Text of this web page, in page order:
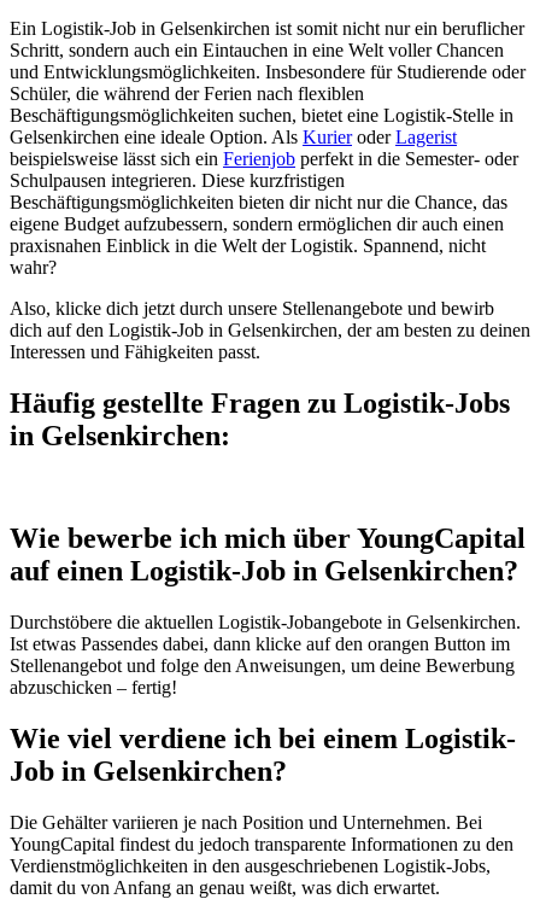
Ein Logistik-Job in Gelsenkirchen ist somit nicht nur ein beruflicher
Schritt, sondern auch ein Eintauchen in eine Welt voller Chancen
und Entwicklungsmöglichkeiten. Insbesondere für Studierende oder
Schüler, die während der Ferien nach flexiblen
Beschäftigungsmöglichkeiten suchen, bietet eine Logistik-Stelle in
Gelsenkirchen eine ideale Option. Als KurieroderLagerist
beispielsweise lässt sich ein Ferienjob perfekt in die Semester- oder
Schulpausen integrieren. Diese kurzfristigen
Beschäftigungsmöglichkeiten bieten dir nicht nur die Chance, das
eigene Budget aufzubessern, sondern ermöglichen dir auch einen
praxisnahen Einblick in die Welt der Logistik. Spannend, nicht
wahr?
Also, klicke dich jetzt durch unsere Stellenangebote und bewirb
dich auf den Logistik-Job in Gelsenkirchen, der am besten zu deinen
Interessen und Fähigkeiten passt.
Häufig gestellte Fragen zu Logistik-Jobs
in Gelsenkirchen:
Wie bewerbe ich mich über YoungCapital
auf einen Logistik-Job in Gelsenkirchen?
Durchstöbere die aktuellen Logistik-Jobangebote in Gelsenkirchen.
Ist etwas Passendes dabei, dann klicke auf den orangen Button im
Stellenangebot und folge den Anweisungen, um deine Bewerbung
abzuschicken – fertig!
Wie viel verdiene ich bei einem Logistik-
Job in Gelsenkirchen?
Die Gehälter variieren je nach Position und Unternehmen. Bei
YoungCapital findest du jedoch transparente Informationen zu den
Verdienstmöglichkeiten in den ausgeschriebenen Logistik-Jobs,
damit du von Anfang an genau weißt, was dich erwartet.